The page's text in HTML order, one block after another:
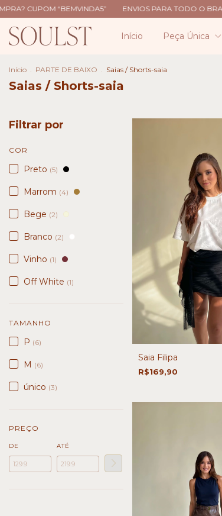
“BEMVINDA5” ENVIOS PARA TODO O BRASIL
Início Peça Única
Início PARTE DE BAIXO Saias / Shorts-saia
Saias / Shorts-saia
Filtrar por
COR
Preto (5)
Marrom (4)
Bege (2)
Branco (2)
Vinho (1)
Off White (1)
TAMANHO
P (6)
M (6)
único (3)
PREÇO
DE ATÉ
Saia Filipa
R$169,90